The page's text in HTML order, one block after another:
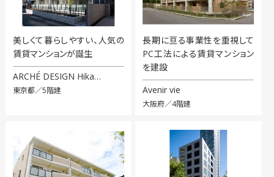
美しくて暮らしやすい、人気の
賃貸マンションが誕生
ARCHÉ DESIGN Hika…
東京都／5階建
長期に亘る事業性を重視して
PC工法による賃貸マンション
を建設
Avenir vie
大阪府／4階建